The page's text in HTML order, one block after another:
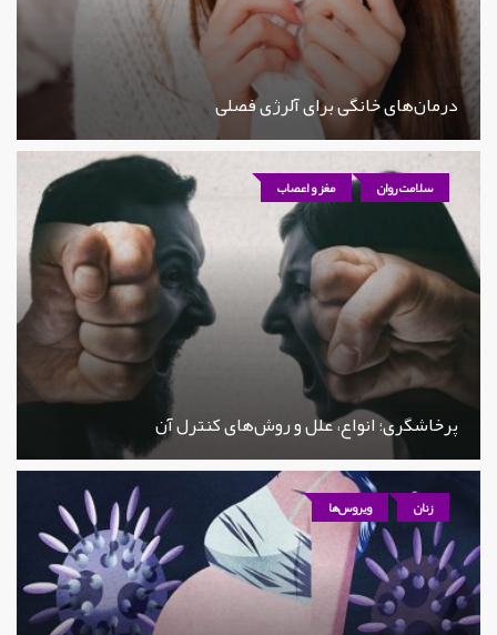
درمان‌های خانگی برای آلرژی فصلی
سلامت روان مغز و اعصاب
پرخاشگری؛ انواع، علل و روش‌های کنترل آن
زنان ویروس‌ها